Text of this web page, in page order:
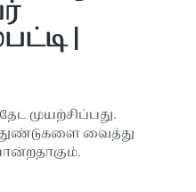
|
முயற்சிப்பது.
வைத்து